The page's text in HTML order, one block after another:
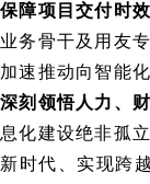
保障项目交付时
业务骨干及用友
加速推动向智能
深刻领悟人力、
息化建设绝非孤
新时代、实现跨